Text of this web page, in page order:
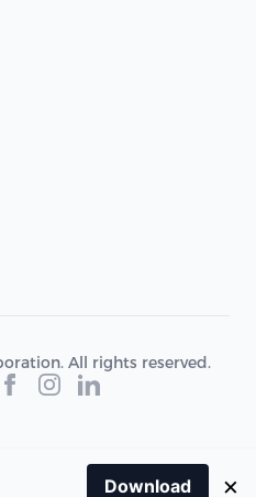
All rights reserved.
Download ×